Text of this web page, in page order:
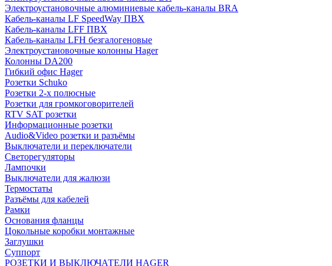
Электроустановочные алюминиевые кабель-каналы BRA
Кабель-каналы LF SpeedWay ПВХ
Кабель-каналы LFF ПВХ
Кабель-каналы LFH безгалогеновые
Электроустановочные колонны Hager
Колонны DA200
Гибкий офис Hager
Розетки Schuko
Розетки 2-х полюсные
Розетки для громкоговорителей
RTV SAT розетки
Информационные розетки
Audio&Video розетки и разъёмы
Выключатели и переключатели
Светорегуляторы
Лампочки
Выключатели для жалюзи
Термостаты
Разъёмы для кабелей
Рамки
Основания фланцы
Цокольные коробки монтажные
Заглушки
Суппорт
РОЗЕТКИ И ВЫКЛЮЧАТЕЛИ HAGER